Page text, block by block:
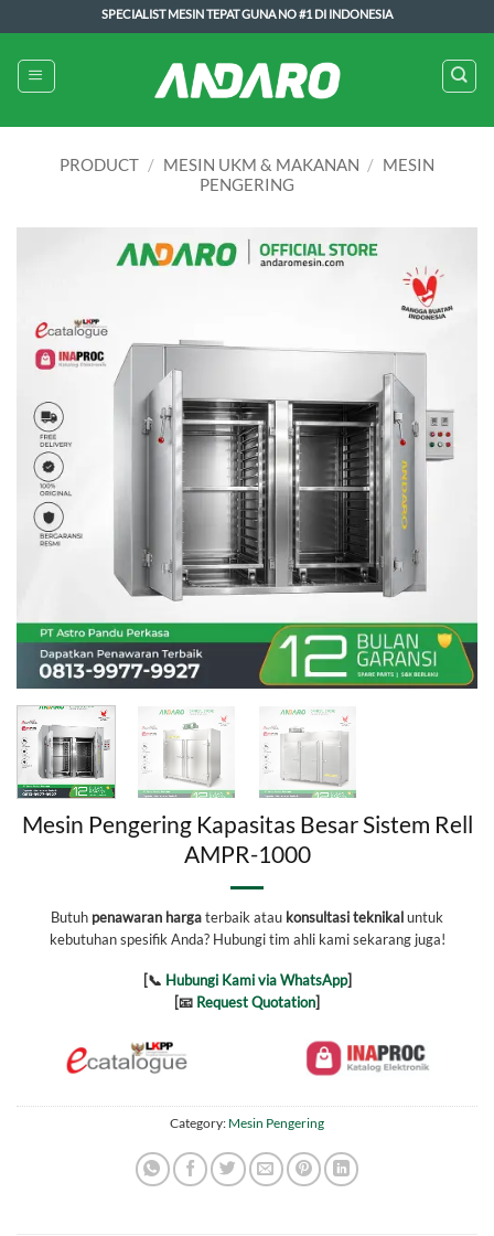
to
content
SPECIALIST MESIN TEPAT GUNA NO #1 DI INDONESIA
PRODUCT / MESIN UKM & MAKANAN / MESIN
PENGERING
Mesin Pengering Kapasitas Besar Sistem Rell
AMPR-1000
Butuh penawaran hargaterbaik atau konsultasi teknikaluntuk
kebutuhan spesifik Anda? Hubungi tim ahli kami sekarang juga!
[📞 Hubungi Kami via WhatsApp]
[📧 Request Quotation]
Category: Mesin Pengering